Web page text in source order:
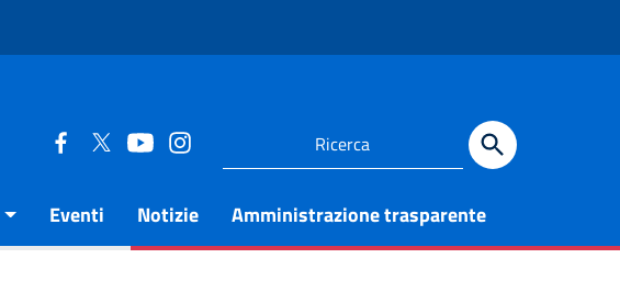
Eventi Notizie Amministrazione trasparente